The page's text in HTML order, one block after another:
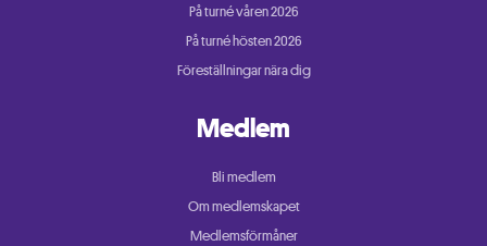
På turné våren 2026
På turné hösten 2026
Föreställningar nära dig
Medlem
Bli medlem
Om medlemskapet
Medlemsförmåner